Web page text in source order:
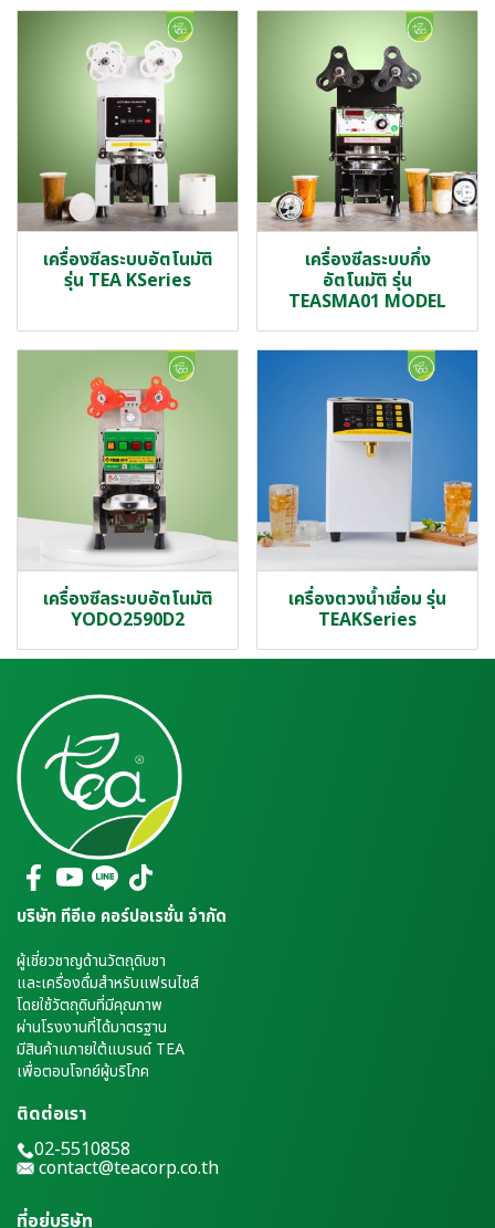
เครื่องซีลระบบอัตโนมัติ
รุ่น TEA KSeries
เครื่องซีลระบบกึ่ง
อัตโนมัติ รุ่น
TEASMA01 MODEL
เครื่องซีลระบบอัตโนมัติ
YODO2590D2
เครื่องตวงน้ำเชื่อม รุ่น
TEAKSeries
บริษัท ทีอีเอ คอร์ปอเรชั่น จำกัด
ผู้เชี่ยวชาญด้านวัตถุดิบชา
และเครื่องดื่มสำหรับแฟรนไชส์
โดยใช้วัตถุดิบที่มีคุณภาพ
ผ่านโรงงานที่ได้มาตรฐาน
มีสินค้าแภายใต้แบรนด์ TEA
เพื่อตอบโจทย์ผู้บริโภค
ติดต่อเรา
02-5510858
contact@teacorp.co.th
ที่อยู่บริษัท